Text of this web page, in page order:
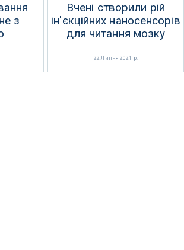
з
Вчені створили рій
ін'єкційних наносенсорів
для читання мозку
22 Липня 2021 р.